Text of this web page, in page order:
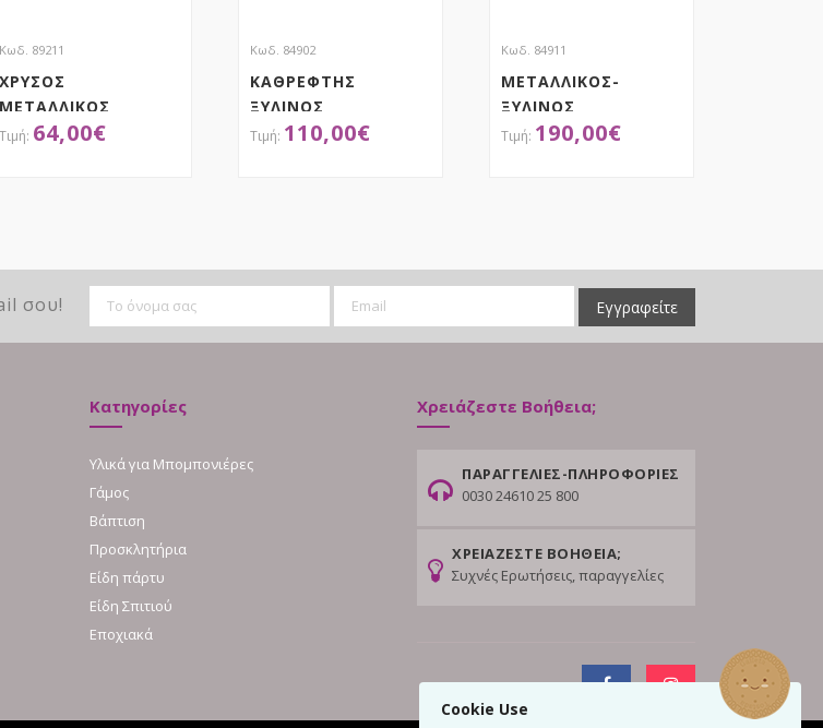
Cookie Use
Κωδ. 89211
ΧΡΥΣΟΣ
ΜΕΤΑΛΛΙΚΟΣ
ΟΡΘΟΓΩΝΙΟΣ
64,00€
Κωδ. 84902
ΚΑΘΡΕΦΤΗΣ
ΞΥΛΙΝΟΣ
50Χ2.2Χ85ΕΚ. ΟΒΑΛ
110,00€
Κωδ. 84911
ΜΕΤΑΛΛΙΚΟΣ-
ΞΥΛΙΝΟΣ
ΚΑΘΡΕΦΤΗΣ
190,00€
σου! Εγγραφείτε
Κατηγορίες
Υλικά για Μπομπονιέρες
Γάμος
Βάπτιση
Προσκλητήρια
Είδη πάρτυ
Είδη Σπιτιού
Εποχιακά
Χρειάζεστε Βοήθεια;
ΠΑΡΑΓΓΕΛΙΕΣ-ΠΛΗΡΟΦΟΡΙΕΣ
0030 24610 25 800
ΧΡΕΙΑΖΕΣΤΕ ΒΟΗΘΕΙΑ;
Συχνές Ερωτήσεις, παραγγελίες